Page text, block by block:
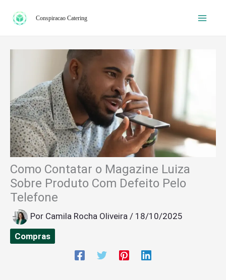
para
conteúdo
Conspiracao Catering
Como Contatar o Magazine Luiza
Sobre Produto Com Defeito Pelo
Telefone
Por Camila Rocha Oliveira / 18/10/2025
Compras